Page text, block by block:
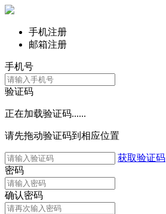
手机注册
邮箱注册
手机号
验证码
正在加载验证码......
请先拖动验证码到相应位置
获取验证码
密码
确认密码